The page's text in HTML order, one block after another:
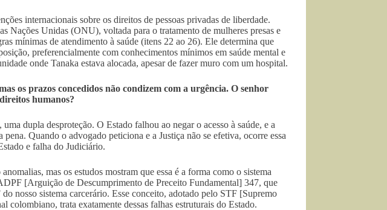
internacionais sobre os direitos de pessoas privadas de liberdade.
Nações Unidas (ONU), voltada para o tratamento de mulheres presas e
mínimas de atendimento à saúde (itens 22 ao 26). Ele determina que
preferencialmente com conhecimentos mínimos em saúde mental e
onde Tanaka estava alocada, apesar de fazer muro com um hospital.
os prazos concedidos não condizem com a urgência. O senhor
humanos?
dupla desproteção. O Estado falhou ao negar o acesso à saúde, e a
Quando o advogado peticiona e a Justiça não se efetiva, ocorre essa
e falha do Judiciário.
mas os estudos mostram que essa é a forma como o sistema
[Arguição de Descumprimento de Preceito Fundamental] 347, que
nosso sistema carcerário. Esse conceito, adotado pelo STF [Supremo
colombiano, trata exatamente dessas falhas estruturais do Estado.